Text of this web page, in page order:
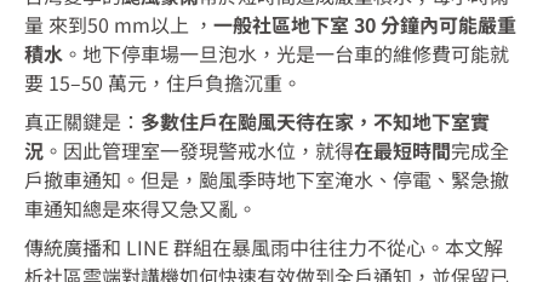
量 來到50 mm以上 ， 一般社區地下室 30 分鐘內可能嚴重
積水 。地下停車場一旦泡水，光是一台車的維修費可能就
要 15–50 萬元，住戶負擔沉重。
真正關鍵是： 多數住戶在颱風天待在家，不知地下室實
況 。因此管理室一發現警戒水位，就得在最短時間完成全
戶撤車通知。但是，颱風季時地下室淹水、停電、緊急撤
車通知總是來得又急又亂。
傳統廣播和 LINE 群組在暴風雨中往往力不從心。本文解